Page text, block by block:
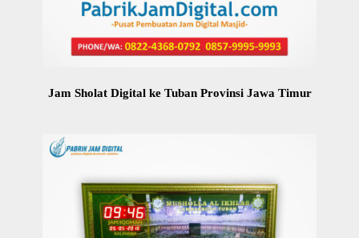
Jam Sholat Digital ke Tuban Provinsi Jawa Timur